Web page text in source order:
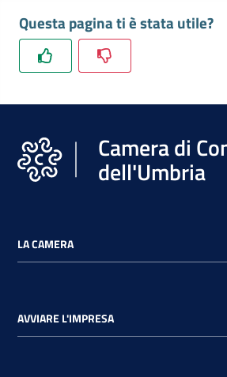
Questa pagina ti è stata utile?
Camera di
dell'Umbria
LA CAMERA
AVVIARE L'IMPRESA